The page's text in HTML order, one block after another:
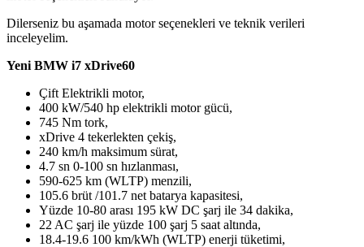
Dilerseniz bu aşamada motor seçenekleri ve teknik verileri
inceleyelim.
Yeni BMW i7 xDrive60
Çift Elektrikli motor,
400 kW/540 hp elektrikli motor gücü,
745 Nm tork,
xDrive 4 tekerlekten çekiş,
240 km/h maksimum sürat,
4.7 sn 0-100 sn hızlanması,
590-625 km (WLTP) menzili,
105.6 brüt /101.7 net batarya kapasitesi,
Yüzde 10-80 arası 195 kW DC şarj ile 34 dakika,
22 AC şarj ile yüzde 100 şarj 5 saat altında,
18.4-19.6 100 km/kWh (WLTP) enerji tüketimi,